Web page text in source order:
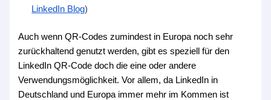
LinkedIn Blog)
Auch wenn QR-Codes zumindest in Europa noch sehr
zurückhaltend genutzt werden, gibt es speziell für den
LinkedIn QR-Code doch die eine oder andere
Verwendungsmöglichkeit. Vor allem, da LinkedIn in
Deutschland und Europa immer mehr im Kommen ist